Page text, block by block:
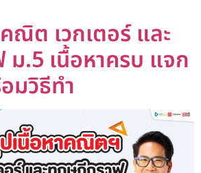
ณิต เวกเตอร์ และ
.5 เนื้อหาครบ แจก
มวิธีทำ